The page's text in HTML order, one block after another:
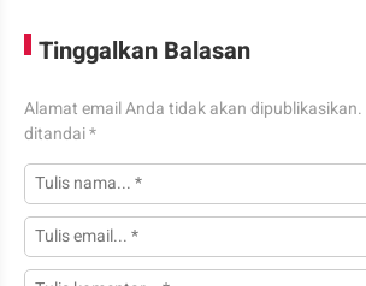
Tinggalkan Balasan
Alamat email Anda tidak akan dipublikasikan.
ditandai*